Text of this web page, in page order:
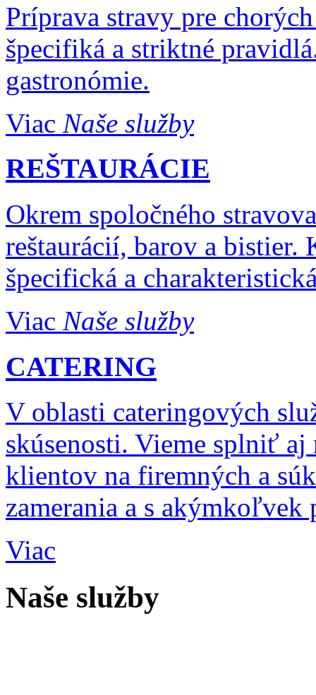
Príprava stravy pre
špecifiká a striktné
gastronómie.
Viac Naše služby
REŠTAURÁCIE
Okrem spoločného
reštaurácií, barov a bistier.
špecifická a
Viac Naše služby
CATERING
V oblasti cateringových
skúsenosti. Vieme splniť
klientov na firemných a
zamerania a s akýmkoľvek
Viac
Naše služby